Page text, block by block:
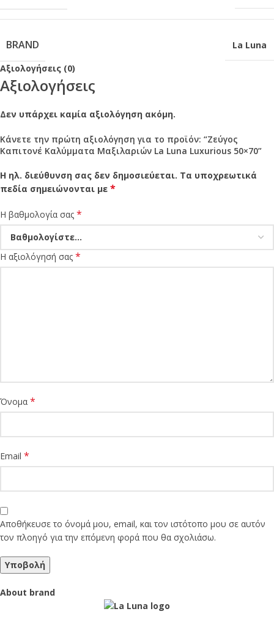
BRAND
La Luna
Αξιολογήσεις (0)
Αξιολογήσεις
Δεν υπάρχει καμία αξιολόγηση ακόμη.
Κάνετε την πρώτη αξιολόγηση για το προϊόν: “Ζεύγος
Καπιτονέ Καλύμματα Μαξιλαριών La Luna Luxurious 50×70”
Η ηλ. διεύθυνση σας δεν δημοσιεύεται. Τα υποχρεωτικά
πεδία σημειώνονται με *
Η βαθμολογία σας *
Η αξιολόγησή σας *
Όνομα *
Email *
Αποθήκευσε το όνομά μου, email, και τον ιστότοπο μου σε αυτόν
τον πλοηγό για την επόμενη φορά που θα σχολιάσω.
About brand